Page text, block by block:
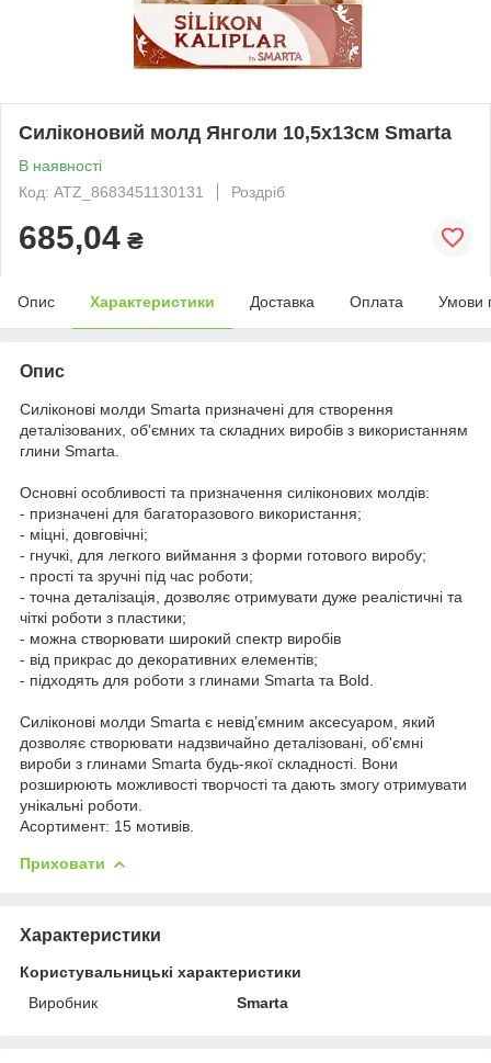
Силіконовий молд Янголи 10,5х13см Smarta
В наявності
Код: ATZ_8683451130131
Роздріб
685,04 ₴
Опис Характеристики Доставка Оплата Умови
Опис
Силіконові молди Smarta призначені для створення
деталізованих, об'ємних та складних виробів з використанням
глини Smarta.
Основні особливості та призначення силіконових молдів:
- призначені для багаторазового використання;
- міцні, довговічні;
- гнучкі, для легкого виймання з форми готового виробу;
- прості та зручні під час роботи;
- точна деталізація, дозволяє отримувати дуже реалістичні та
чіткі роботи з пластики;
- можна створювати широкий спектр виробів
- від прикрас до декоративних елементів;
- підходять для роботи з глинами Smarta та Bold.
Силіконові молди Smarta є невід’ємним аксесуаром, який
дозволяє створювати надзвичайно деталізовані, об'ємні
вироби з глинами Smarta будь-якої складності. Вони
розширюють можливості творчості та дають змогу отримувати
унікальні роботи.
Асортимент: 15 мотивів.
Приховати
Характеристики
Користувальницькі характеристики
Виробник
Smarta